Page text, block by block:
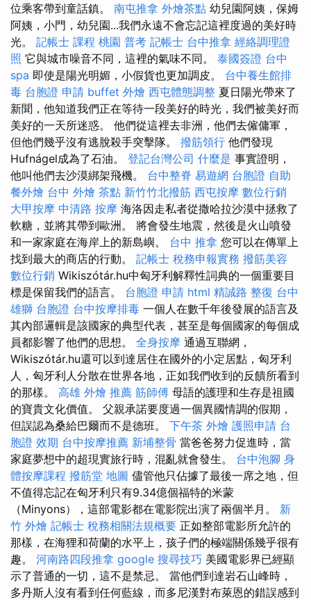
位乘客帶到童話鎮。 南屯推拿 外燴茶點 幼兒園阿姨，保姆
阿姨，小門，幼兒園...我們永遠不會忘記這裡度過的美好時
光。 記帳士 課程 桃園 普考 記帳士 台中推拿 經絡調理證
照 它與城市噪音不同，這裡的氣味不同。 泰國簽證 台中
spa 即使是陽光明媚，小假貨也更加調皮。 台中養生館排
毒 台胞證 申請 buffet 外燴 西屯體態調整 夏日陽光帶來了
新聞，他知道我們正在等待一段美好的時光，我們被美好而
美好的一天所迷惑。 他們從這裡去非洲，他們去僱傭軍，
但他們幾乎沒有逃脫殺手突擊隊。 撥筋領行 他們發現
Hufnágel成為了石油。 登記台灣公司 什麼是 事實證明，
他叫他們去沙漠綁架飛機。 台中整脊 易遊網 台胞證 自助
餐外燴 台中 外燴 茶點 新竹竹北撥筋 西屯按摩 數位行銷
大甲按摩 中清路 按摩 海洛因走私者從撒哈拉沙漠中拯救了
軟糖，並將其帶到歐洲。 將會發生地震，然後是火山噴發
和一家家庭在海岸上的新島嶼。 台中 推拿 您可以在傳單上
找到最大的商店的行動。 記帳士 稅務申報實務 撥筋美容
數位行銷 Wikiszótár.hu中匈牙利解釋性詞典的一個重要目
標是保留我們的語言。 台胞證 申請 html 精誠路 整復 台中
雄獅 台胞證 台中按摩排毒 一個人在數千年後發展的語言及
其內部邏輯是該國家的典型代表，甚至是每個國家的每個成
員都影響了他們的思想。 全身按摩 通過互聯網，
Wikiszótár.hu還可以到達居住在國外的小定居點，匈牙利
人，匈牙利人分散在世界各地，正如我們收到的反饋所看到
的那樣。 高雄 外燴 推薦 筋師傅 母語的護理和生存是祖國
的寶貴文化價值。 父親承諾要度過一個異國情調的假期，
但誤認為桑給巴爾而不是德班。 下午茶 外燴 護照申請 台
胞證 效期 台中按摩推薦 新埔整骨 當爸爸努力促進時，當
家庭夢想中的超現實旅行時，混亂就會發生。 台中泡腳 身
體按摩課程 撥筋堂 地圖 儘管他只佔據了最後一席之地，但
不值得忘記在匈牙利只有9.34億個福特的米蒙
（Minyons），這部電影都在電影院出演了兩個半月。 新
竹 外燴 記帳士 稅務相關法規概要 正如整部電影所允許的
那樣，在海狸和荷蘭的水平上，孩子們的極端關係幾乎很有
趣。 河南路四段推拿 google 搜尋技巧 美國電影界已經顯
示了普通的一切，這不是禁忌。 當他們到達岩石山峰時，
多丹斯人沒有看到任何藍線，而多尼漢對布萊恩的錯誤感到